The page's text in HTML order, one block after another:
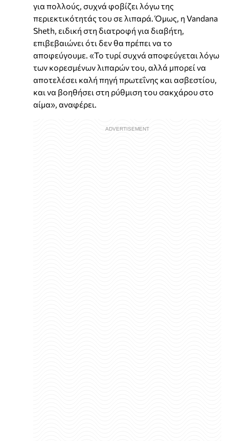
για πολλούς, συχνά φοβίζει λόγω της
περιεκτικότητάς του σε λιπαρά. Όμως, η Vandana
Sheth, ειδική στη διατροφή για διαβήτη,
επιβεβαιώνει ότι δεν θα πρέπει να το
αποφεύγουμε. «Το τυρί συχνά αποφεύγεται λόγω
των κορεσμένων λιπαρών του, αλλά μπορεί να
αποτελέσει καλή πηγή πρωτεΐνης και ασβεστίου,
και να βοηθήσει στη ρύθμιση του σακχάρου στο
αίμα», αναφέρει.